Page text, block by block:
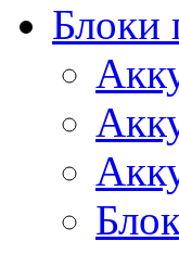
Блоки